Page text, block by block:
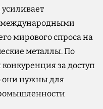
усиливает
международными
мирового спроса на
металлы. По
конкуренция за доступ
они нужны для